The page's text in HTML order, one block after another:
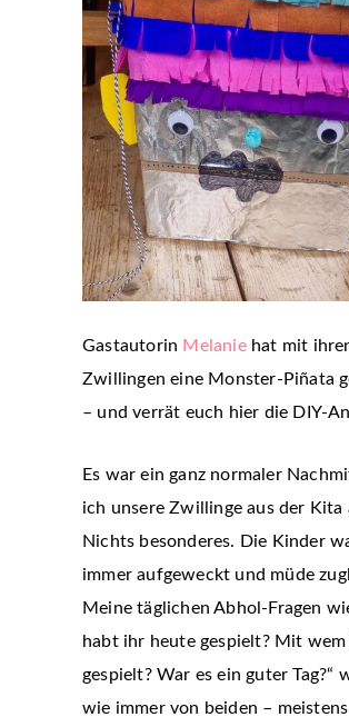
Gastautorin Melaniehat mit
Zwillingen eine Monster-Piñata
– und verrät euch hier die DIY-
Es war ein ganz normaler
ich unsere Zwillinge aus der Kita
Nichts besonderes. Die Kinder
immer aufgeweckt und müde
Meine täglichen Abhol-Fragen
habt ihr heute gespielt? Mit
gespielt? War es ein guter Tag?“
wie immer von beiden – meistens